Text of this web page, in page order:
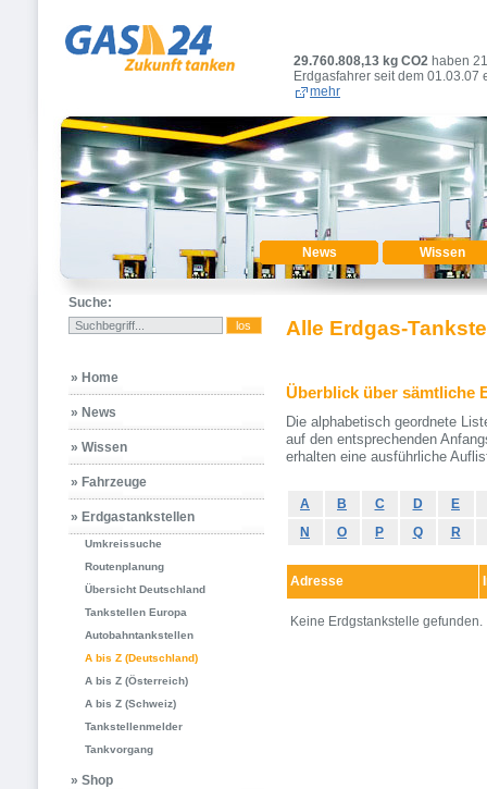
29.760.808,18 kg CO2 haben
Erdgasfahrer seit dem 01.03.07
mehr
News Wissen
Suche:
» Home
» News
» Wissen
» Fahrzeuge
» Erdgastankstellen
Umkreissuche
Routenplanung
Übersicht Deutschland
Tankstellen Europa
Autobahntankstellen
A bis Z (Deutschland)
A bis Z (Österreich)
A bis Z (Schweiz)
Tankstellenmelder
Tankvorgang
» Shop
Alle Erdgas-
Überblick über sämtliche
Die alphabetisch geordnete
auf den entsprechenden
erhalten eine ausführliche
A B C D
E
N
O P Q R
Adresse
Keine Erdgstankstelle gefunden.